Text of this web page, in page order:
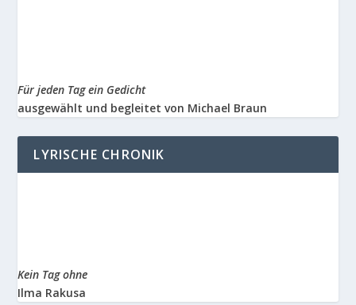
Für jeden Tag ein Gedicht
ausgewählt und begleitet von Michael Braun
LYRISCHE CHRONIK
Kein Tag ohne
Ilma Rakusa